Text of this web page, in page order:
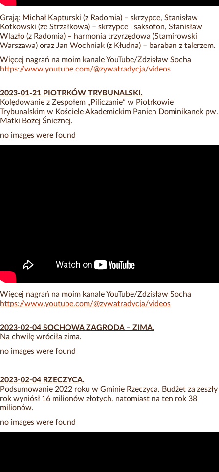
Grają: Michał Kapturski (z Radomia) – skrzypce, Stanisław
Kotkowski (ze Strzałkowa) – skrzypce i saksofon, Stanisław
Wlazło (z Radomia) – harmonia trzyrzędowa (Stamirowski
Warszawa) oraz Jan Wochniak (z Kłudna) – baraban z talerzem.
Więcej nagrań na moim kanale YouTube/Zdzisław Socha
https://www.youtube.com/@zywatradycja/videos
2023-01-21 PIOTRKÓW TRYBUNALSKI.
Kolędowanie z Zespołem „Piliczanie” w Piotrkowie
Trybunalskim w Kościele Akademickim Panien Dominikanek pw.
Matki Bożej Śnieżnej.
no images were found
Więcej nagrań na moim kanale YouTube/Zdzisław Socha
https://www.youtube.com/@zywatradycja/videos
2023-02-04 SOCHOWA ZAGRODA – ZIMA.
Na chwilę wróciła zima.
no images were found
2023-02-04 RZECZYCA.
Podsumowanie 2022 roku w Gminie Rzeczyca. Budżet za zeszły
rok wyniósł 16 milionów złotych, natomiast na ten rok 38
milionów.
no images were found